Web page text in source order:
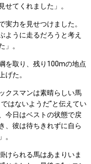
せてくれました」。
力を見せつけました。
ように走るだろうと考え
」。
を取り、残り100mの地点
げた。
クスマンは素晴らしい馬
はないようだ"と伝えてい
今日はベストの状態で戻
、彼は待ちきれずに自ら
。
けられる馬はあまりいま